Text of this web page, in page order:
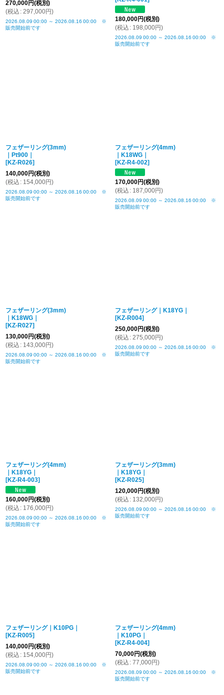
270,000円(税別)
(税込 : 297,000円)
2026.08.09 00:00 ～ 2026.08.16 00:00 ※
販売開始前です
180,000円(税別)
(税込 : 198,000円)
2026.08.09 00:00 ～ 2026.08.16 00:00 ※
販売開始前です
フェザーリング(3mm)
｜Pt900｜
[KZ-R026]
140,000円(税別)
(税込 : 154,000円)
2026.08.09 00:00 ～ 2026.08.16 00:00 ※
販売開始前です
フェザーリング(4mm)
｜K18WG｜
[KZ-R4-002]
170,000円(税別)
(税込 : 187,000円)
2026.08.09 00:00 ～ 2026.08.16 00:00 ※
販売開始前です
フェザーリング(3mm)
｜K18WG｜
[KZ-R027]
130,000円(税別)
(税込 : 143,000円)
2026.08.09 00:00 ～ 2026.08.16 00:00 ※
販売開始前です
フェザーリング｜K18YG｜
[KZ-R004]
250,000円(税別)
(税込 : 275,000円)
2026.08.09 00:00 ～ 2026.08.16 00:00 ※
販売開始前です
フェザーリング(4mm)
｜K18YG｜
[KZ-R4-003]
160,000円(税別)
(税込 : 176,000円)
2026.08.09 00:00 ～ 2026.08.16 00:00 ※
販売開始前です
フェザーリング(3mm)
｜K18YG｜
[KZ-R025]
120,000円(税別)
(税込 : 132,000円)
2026.08.09 00:00 ～ 2026.08.16 00:00 ※
販売開始前です
フェザーリング｜K10PG｜
[KZ-R005]
140,000円(税別)
(税込 : 154,000円)
2026.08.09 00:00 ～ 2026.08.16 00:00 ※
販売開始前です
フェザーリング(4mm)
｜K10PG｜
[KZ-R4-004]
70,000円(税別)
(税込 : 77,000円)
2026.08.09 00:00 ～ 2026.08.16 00:00 ※
販売開始前です